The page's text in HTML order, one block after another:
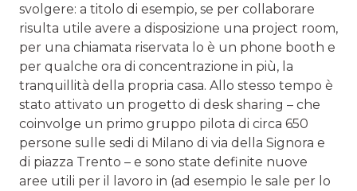
svolgere: a titolo di esempio, se per collaborare
risulta utile avere a disposizione una project room,
per una chiamata riservata lo è un phone booth e
per qualche ora di concentrazione in più, la
tranquillità della propria casa. Allo stesso tempo è
stato attivato un progetto di desk sharing – che
coinvolge un primo gruppo pilota di circa 650
persone sulle sedi di Milano di via della Signora e
di piazza Trento – e sono state definite nuove
aree utili per il lavoro in (ad esempio le sale per lo